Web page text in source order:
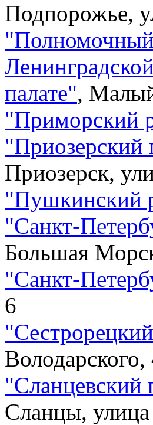
Подпорожье,
"
палате",
"Приморский
"Приозерский
Приозерск,
"Пушкинский
"Санкт-
Большая
"Санкт-
6
"
Володарского,
"Сланцевский
Сланцы,